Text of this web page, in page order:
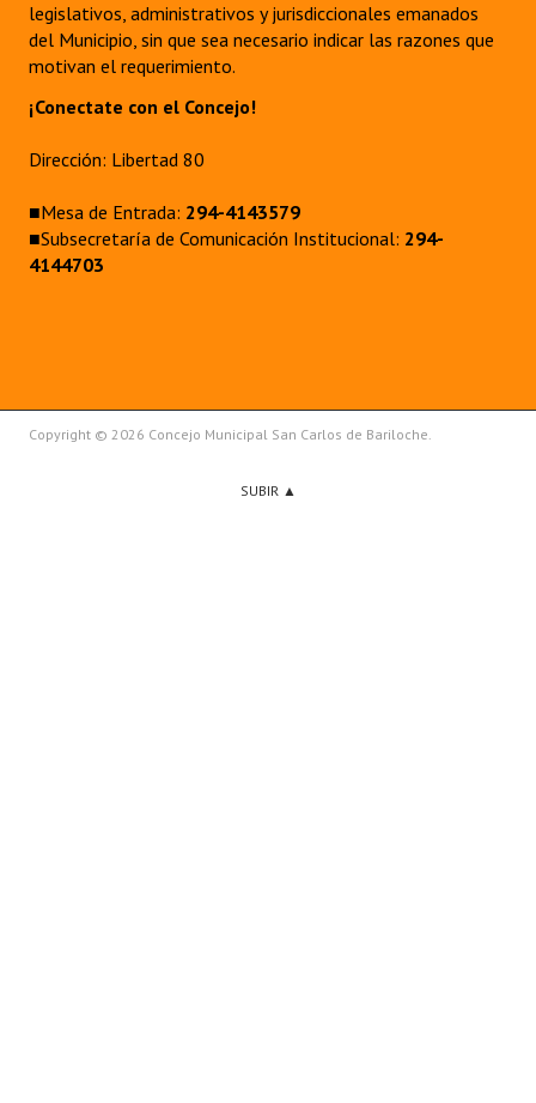
legislativos, administrativos y jurisdiccionales emanados
del Municipio, sin que sea necesario indicar las razones que
motivan el requerimiento.
¡Conectate con el Concejo!
Dirección: Libertad 80
■Mesa de Entrada: 294-4143579
■Subsecretaría de Comunicación Institucional: 294-
4144703
Copyright © 2026 Concejo Municipal San Carlos de Bariloche.
SUBIR ▲